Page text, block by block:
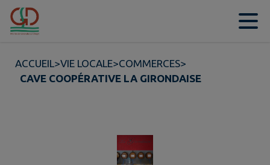
Contenu
ACCUEIL>VIE LOCALE>COMMERCES>
CAVE COOPÉRATIVE LA GIRONDAISE